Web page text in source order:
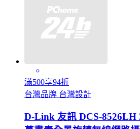
滿500享94折
台灣品牌 台灣設計
D-Link 友訊 DCS-8526LH